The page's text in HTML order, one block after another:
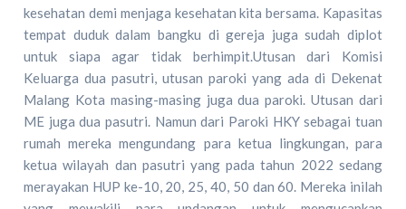
kesehatan demi menjaga kesehatan kita bersama. Kapasitas
tempat duduk dalam bangku di gereja juga sudah diplot
untuk siapa agar tidak berhimpit.Utusan dari Komisi
Keluarga dua pasutri, utusan paroki yang ada di Dekenat
Malang Kota masing-masing juga dua paroki. Utusan dari
ME juga dua pasutri. Namun dari Paroki HKY sebagai tuan
rumah mereka mengundang para ketua lingkungan, para
ketua wilayah dan pasutri yang pada tahun 2022 sedang
merayakan HUP ke-10, 20, 25, 40, 50 dan 60. Mereka inilah